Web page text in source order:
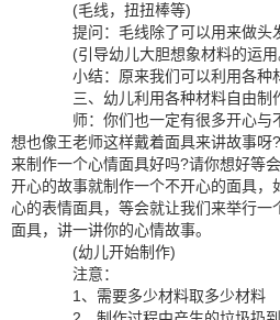
(毛线，扭扭棒等)
提问：毛线除了可以用来做头
(引导幼儿大胆想象材料的运用
小结：原来我们可以利用各种材
三、幼儿利用各种材料自由制
师：你们也一定有很多开心与
想也像王老师这样戴着面具来讲故事
来制作一个心情面具好吗?请你想好等
开心的故事就制作一个不开心的面具，
心的表情面具，等会就让我们来举行一
面具，讲一讲你的心情故事。
(幼儿开始制作)
注意：
1、需要多少材料取多少材料